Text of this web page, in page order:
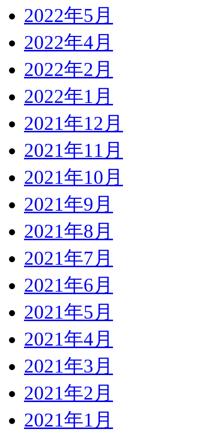
2022年5月
2022年4月
2022年2月
2022年1月
2021年12月
2021年11月
2021年10月
2021年9月
2021年8月
2021年7月
2021年6月
2021年5月
2021年4月
2021年3月
2021年2月
2021年1月